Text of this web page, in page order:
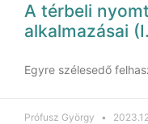
A térbeli
alkalmazásai
Egyre szélesedő
Prófusz György